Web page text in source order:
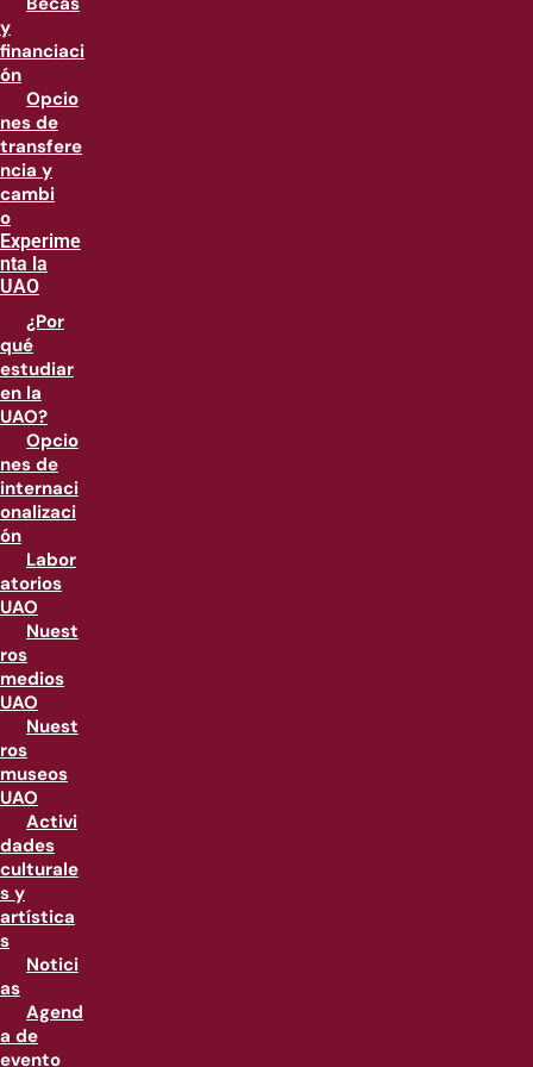
y
financiaci
ón
Opcio
nes de
transfere
ncia y
cambi
o
Experime
nta la
UAO
¿Por
qué
estudiar
en la
UAO?
Opcio
nes de
internaci
onalizaci
ón
Labor
atorios
UAO
Nuest
ros
medios
UAO
Nuest
ros
museos
UAO
Activi
dades
culturale
s y
artística
s
Notici
as
Agend
a de
evento